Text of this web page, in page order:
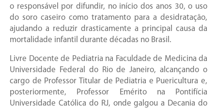
o responsável por difundir, no início dos anos 30, o uso
do soro caseiro como tratamento para a desidratação,
ajudando a reduzir drasticamente a principal causa da
mortalidade infantil durante décadas no Brasil.
Livre Docente de Pediatria na Faculdade de Medicina da
Universidade Federal do Rio de Janeiro, alcançando o
cargo de Professor Titular de Pediatria e Puericultura e,
posteriormente, Professor Emérito na Pontifícia
Universidade Católica do RJ, onde galgou a Decania do